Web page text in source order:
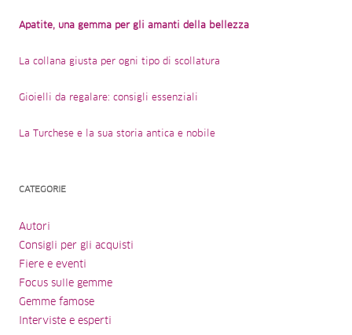
Apatite, una gemma per gli amanti della bellezza
La collana giusta per ogni tipo di scollatura
Gioielli da regalare: consigli essenziali
La Turchese e la sua storia antica e nobile
CATEGORIE
Autori
Consigli per gli acquisti
Fiere e eventi
Focus sulle gemme
Gemme famose
Interviste e esperti